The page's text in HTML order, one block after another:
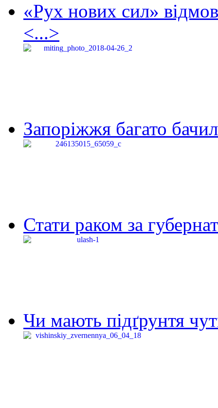
«Рух нових сил»
<...>
Запоріжжя багато
Стати раком за
Чи мають підґрунтя